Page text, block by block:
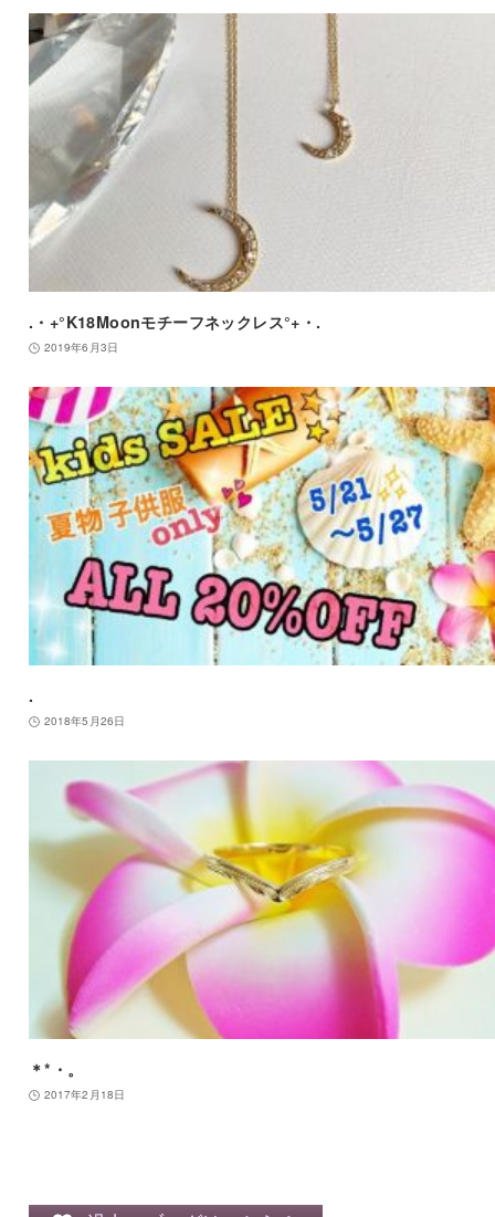
.・+°K18Moonモチーフネックレス°+・.
2019年6月3日
.
2018年5月26日
＊*・。
2017年2月18日